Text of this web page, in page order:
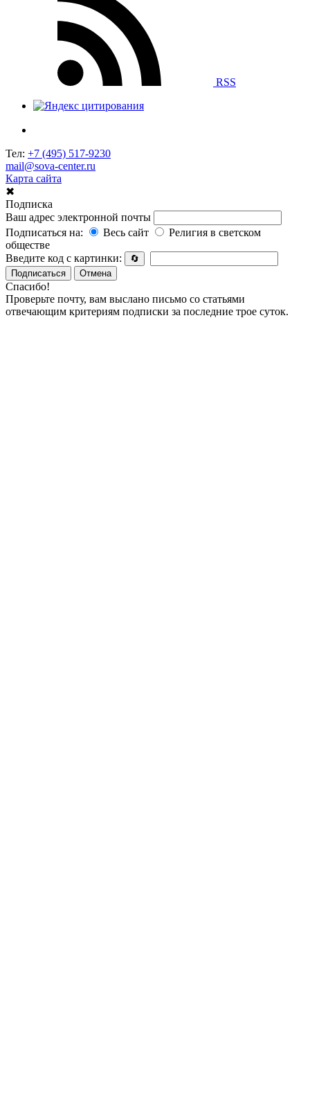
RSS
Тел: +7 (495) 517-9230
mail@sova-center.ru
Карта сайта
✖
Подписка
Ваш адрес электронной почты
Подписаться на:
Весь сайт
Религия в светском
обществе
Введите код с картинки:
🔄
Подписаться
Отмена
Спасибо!
Проверьте почту, вам выслано письмо со статьями
отвечающим критериям подписки за последние трое суток.